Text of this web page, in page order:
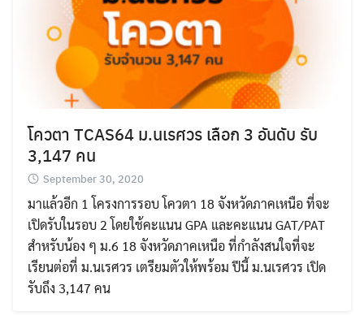
Search
for:
โควตา TCAS64 ม.นเรศวร เลือก 3 อันดับ รับ
3,147 คน
September 30, 2020
มาแล้วอีก 1 โครงการรอบ โควตา 18 จังหวัดภาคเหนือ ที่จะ
เปิดรับในรอบ 2 โดยใช้คะแนน GPA และคะแนน GAT/PAT
สำหรับน้อง ๆ ม.6 18 จังหวัดภาคเหนือ ที่กำลังสนใจที่จะ
เรียนต่อที่ ม.นเรศวร เตรียมตัวให้พร้อม ปีนี้ ม.นเรศวร เปิด
รับถึง 3,147 คน